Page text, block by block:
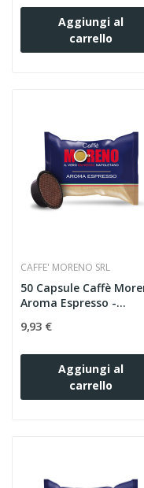
Aggiungi al
carrello
CAFFE' MORENO SRL
50 Capsule Caffè
Aroma Espresso -...
9,93 €
Aggiungi al
carrello